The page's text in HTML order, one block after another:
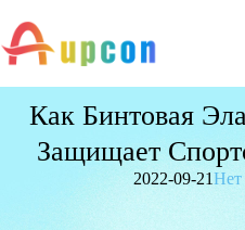
Как Бинтовая
Защищает
2022-09-21Нет